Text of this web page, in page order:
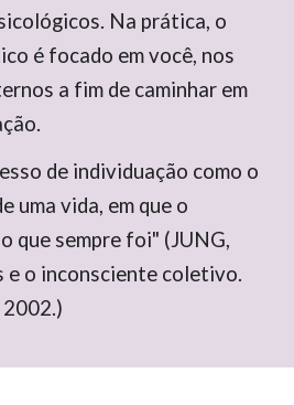
Na prática, o
é focado em você, nos
a fim de caminhar em
de individuação como o
uma vida, em que o
que sempre foi" (JUNG,
e o inconsciente coletivo.